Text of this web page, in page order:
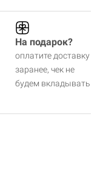
На подарок?
оплатите доставку
заранее, чек не
будем вкладывать